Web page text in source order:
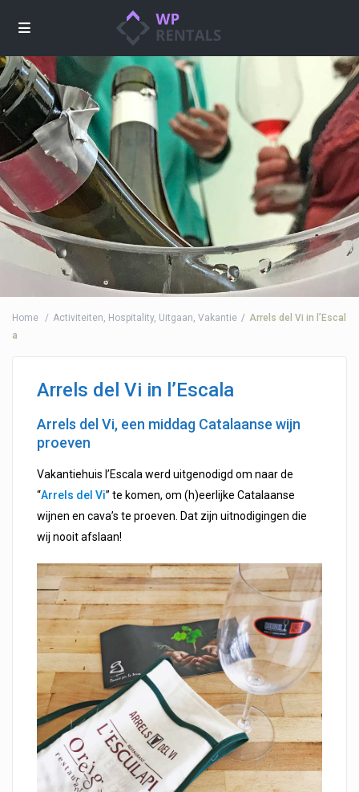
Home Activiteiten, Hospitality, Uitgaan,Vakantie
Arrels del Vi in l’Escal
a
Arrels del Vi in l’Escala
Arrels del Vi, een middag Catalaanse wijn
proeven
Vakantiehuis l’Escala werd uitgenodigd om naar de
“Arrels del Vi” te komen, om (h)eerlijke Catalaanse
wijnen en cava’s te proeven. Dat zijn uitnodigingen die
wij nooit afslaan!